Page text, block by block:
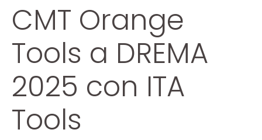
CMT Orange
Tools a DREMA
2025 con ITA
Tools